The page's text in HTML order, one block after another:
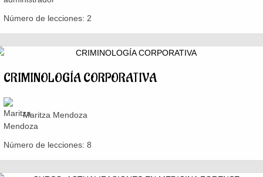
Número de lecciones: 2
CRIMINOLOGÍA CORPORATIVA
Maritza Mendoza
Número de lecciones: 8